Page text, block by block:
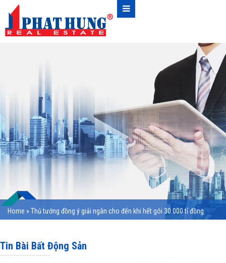
Home »Thủ tướng đồng ý giải ngân cho đến khi hết gói 30.000 tỉ đồng
Tin Bài Bất Động Sản